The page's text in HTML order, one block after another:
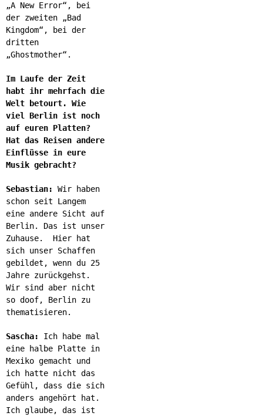
„A New Error“, bei
der zweiten „Bad
Kingdom“, bei der
dritten
„Ghostmother“.
Im Laufe der Zeit
habt ihr mehrfach die
Welt betourt. Wie
viel Berlin ist noch
auf euren Platten?
Hat das Reisen andere
Einflüsse in eure
Musik gebracht?
Sebastian: Wir haben
schon seit Langem
eine andere Sicht auf
Berlin. Das ist unser
Zuhause. Hier hat
sich unser Schaffen
gebildet, wenn du 25
Jahre zurückgehst.
Wir sind aber nicht
so doof, Berlin zu
thematisieren.
Sascha:
Ich habe mal
eine halbe Platte in
Mexiko gemacht und
ich hatte nicht das
Gefühl, dass die sich
anders angehört hat.
Ich glaube, das ist